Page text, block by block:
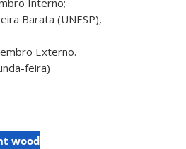
Barata (UNESP),
Externo.
feira)
wood